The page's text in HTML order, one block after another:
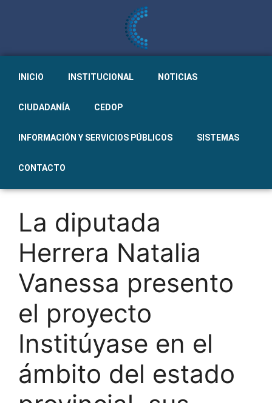
INICIO INSTITUCIONAL NOTICIAS
CIUDADANÍA CEDOP
INFORMACIÓN Y SERVICIOS PÚBLICOS SISTEMAS
CONTACTO
La diputada
Herrera Natalia
Vanessa presento
el proyecto
Institúyase en el
ámbito del estado